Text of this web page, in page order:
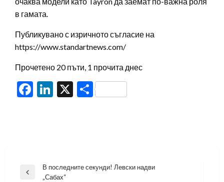
в гамата.
Публикувано с изричното съгласие на
https://www.standartnews.com/
Прочетено 20 пъти, 1 прочита днес
Facebook
LinkedIn
X Share
Навигация
Previous
В последните секунди! Левски надви
„Сабах“